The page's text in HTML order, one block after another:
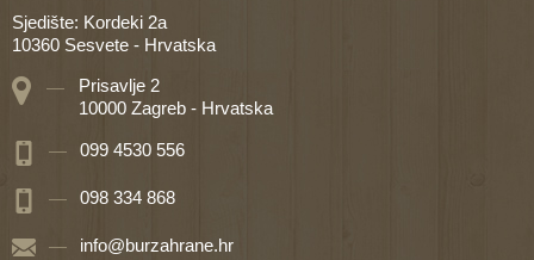
Sjedište: Kordeki 2a
10360 Sesvete - Hrvatska
Prisavlje 2
10000 Zagreb - Hrvatska
099 4530 556
098 334 868
info@burzahrane.hr